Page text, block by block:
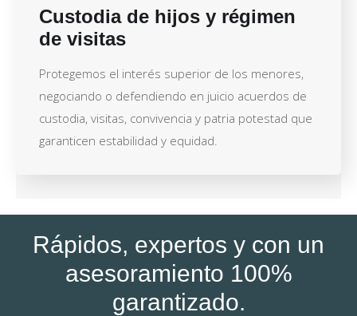
Custodia de hijos y régimen
de visitas
Protegemos el interés superior de los menores,
negociando o defendiendo en juicio acuerdos de
custodia, visitas, convivencia y patria potestad que
garanticen estabilidad y equidad.
Rápidos, expertos y con un
asesoramiento 100%
garantizado.